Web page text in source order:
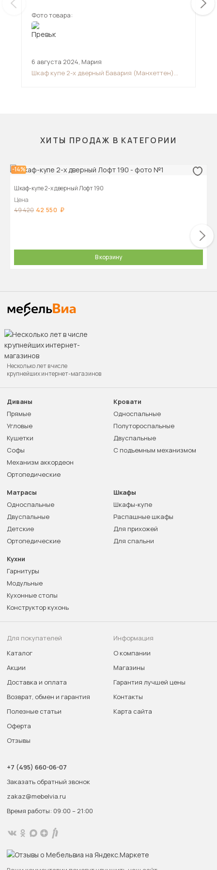
нет скрежета, который иногда бывает у таких
дверей.
Фото товара:
6 августа 2024, Мария
Шкаф купе 2-х дверный Бавария (Манхеттен)
ХИТЫ ПРОДАЖ В КАТЕГОРИИ
-14%
Шкаф-купе 2-х дверный Лофт 190
Цена
49 420 42 550
В корзину
Несколько лет в числе
крупнейших интернет-магазинов
Диваны
Прямые
Угловые
Кушетки
Софы
Механизм аккордеон
Ортопедические
Кровати
Односпальные
Полутороспальные
Двуспальные
С подъемным механизмом
Матрасы
Односпальные
Двуспальные
Детские
Ортопедические
Шкафы
Шкафы-купе
Распашные шкафы
Для прихожей
Для спальни
Кухни
Гарнитуры
Модульные
Кухонные столы
Конструктор кухонь
Для покупателей
Каталог
Акции
Доставка и оплата
Возврат, обмен и гарантия
Полезные статьи
Оферта
Отзывы
Информация
О компании
Магазины
Гарантия лучшей цены
Контакты
Карта сайта
+7 (495) 660-06-07
Заказать обратный звонок
zakaz@mebelvia.ru
Время работы: 09:00 – 21:00